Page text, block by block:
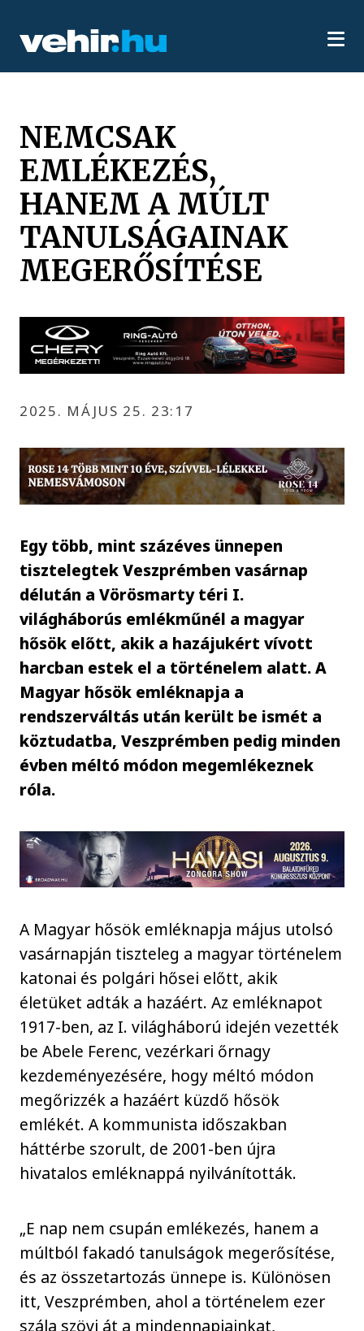
NEMCSAK
EMLÉKEZÉS,
HANEM A MÚLT
TANULSÁGAINAK
MEGERŐSÍTÉSE
2025. MÁJUS 25. 23:17
Egy több, mint százéves ünnepen
tisztelegtek Veszprémben vasárnap
délután a Vörösmarty téri I.
világháborús emlékműnél a magyar
hősök előtt, akik a hazájukért vívott
harcban estek el a történelem alatt. A
Magyar hősök emléknapja a
rendszerváltás után került be ismét a
köztudatba, Veszprémben pedig minden
évben méltó módon megemlékeznek
róla.
A Magyar hősök emléknapja május utolsó
vasárnapján tiszteleg a magyar történelem
katonai és polgári hősei előtt, akik
életüket adták a hazáért. Az emléknapot
1917-ben, az I. világháború idején vezették
be Abele Ferenc, vezérkari őrnagy
kezdeményezésére, hogy méltó módon
megőrizzék a hazáért küzdő hősök
emlékét. A kommunista időszakban
háttérbe szorult, de 2001-ben újra
hivatalos emléknappá nyilvánították.
„E nap nem csupán emlékezés, hanem a
múltból fakadó tanulságok megerősítése,
és az összetartozás ünnepe is. Különösen
itt, Veszprémben, ahol a történelem ezer
szála szövi át a mindennapjainkat,